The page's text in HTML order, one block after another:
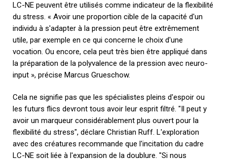
LC-NE peuvent être utilisés comme indicateur de la flexibilité
du stress. « Avoir une proportion cible de la capacité d'un
individu à s'adapter à la pression peut être extrêmement
utile, par exemple en ce qui concerne le choix d'une
vocation. Ou encore, cela peut très bien être appliqué dans
la préparation de la polyvalence de la pression avec neuro-
input », précise Marcus Grueschow.
Cela ne signifie pas que les spécialistes pleins d'espoir ou
les futurs flics devront tous avoir leur esprit filtré. "Il peut y
avoir un marqueur considérablement plus ouvert pour la
flexibilité du stress", déclare Christian Ruff. L'exploration
avec des créatures recommande que l'incitation du cadre
LC-NE soit liée à l'expansion de la doublure. "Si nous